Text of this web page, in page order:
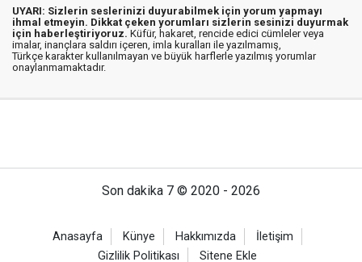
UYARI: Sizlerin seslerinizi duyurabilmek için yorum yapmayı
ihmal etmeyin. Dikkat çeken yorumları sizlerin sesinizi duyurmak
için haberleştiriyoruz. Küfür, hakaret, rencide edici cümleler veya
imalar, inançlara saldırı içeren, imla kuralları ile yazılmamış,
Türkçe karakter kullanılmayan ve büyük harflerle yazılmış yorumlar
onaylanmamaktadır.
Son dakika 7 © 2020 - 2026
Anasayfa Künye Hakkımızda
İletişim
Gizlilik Politikası
Sitene Ekle